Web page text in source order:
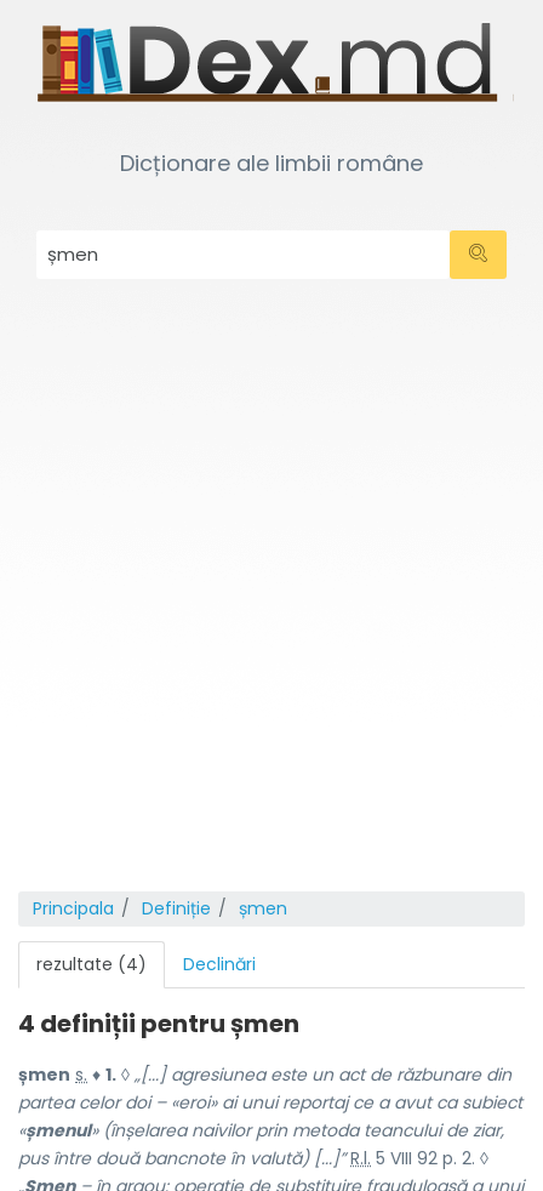
Dicționare ale limbii române
Principala Definiție șmen
rezultate (4) Declinări
4 definiții pentrușmen
șmen s. ♦ 1. ◊ „[...] agresiunea este un act de răzbunare din
partea celor doi – «eroi» ai unui reportaj ce a avut ca subiect
«șmenul» (înșelarea naivilor prin metoda teancului de ziar,
pus între două bancnote în valută) [...]” R.l. 5 VIII 92 p. 2. ◊
„Șmen– în argou: operație de substituire frauduloasă a unui